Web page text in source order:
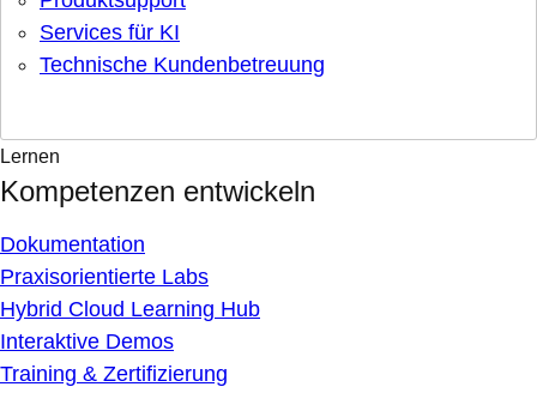
Services für KI
Technische Kundenbetreuung
Lernen
Kompetenzen entwickeln
Dokumentation
Praxisorientierte Labs
Hybrid Cloud Learning Hub
Interaktive Demos
Training & Zertifizierung